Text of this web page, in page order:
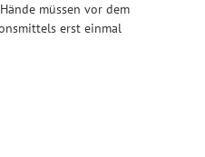
müssen vor dem
erst einmal